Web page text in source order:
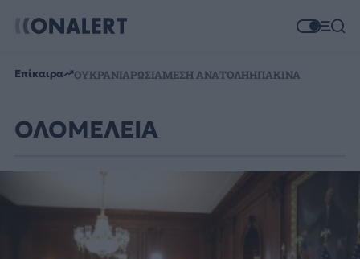
Επίκαιρα ΟΥΚΡΑΝΙΑΡΩΣΙΑΜΕΣΗ ΑΝΑΤΟΛΗΗΠΑΚΙΝΑ
ΟΛΟΜΕΛΕΙΑ